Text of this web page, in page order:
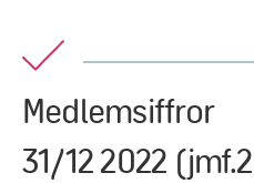
Medlemsiffror
31/12 2022